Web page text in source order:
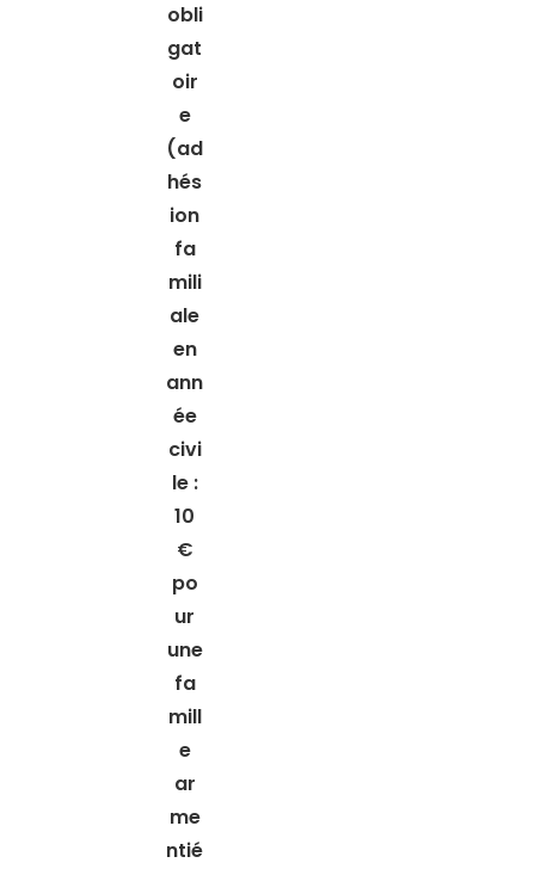
obli
gat
oir
e
(ad
hés
ion
fa
mili
ale
en
ann
ée
civi
le :
10
€
po
ur
une
fa
mill
e
ar
me
ntié